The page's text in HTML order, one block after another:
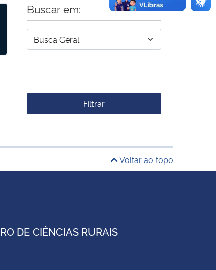
Estatísticas para Pesquisa Científica
Buscar em:
Filtrar
Voltar ao topo
DE CIÊNCIAS RURAIS